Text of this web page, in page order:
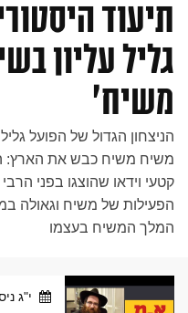
תיעוד
גליל עליון
משיח'
הניצחון הגדול של הפועל
משיח משיח כבש את הארץ:
קטעי וידאו שהוצגו בפני
הפעילות של משיח וגאולה
המלך המשיח בעצמו
י"ג